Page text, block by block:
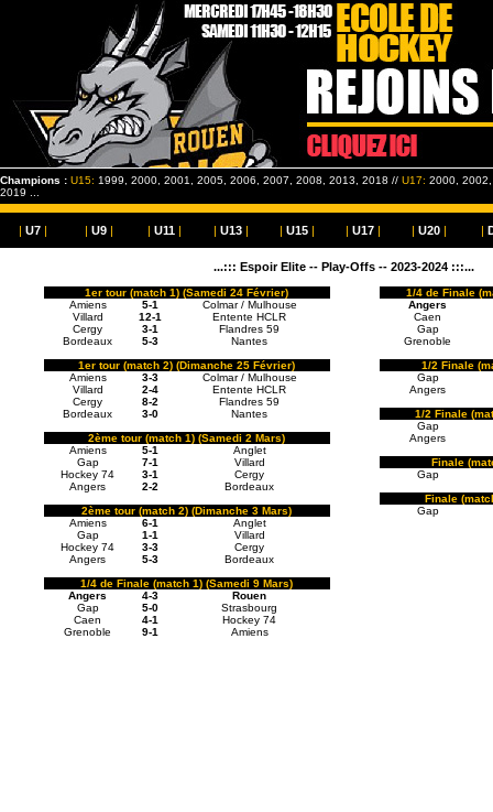
Champions : U15: 1999, 2000, 2001, 2005, 2006, 2007, 2008, 2013, 2018 // U17: 2000,
2019 ...
| U7 | | U9 | |U11 | | U13 | | U15 | | U17 | | U20 | |
...::: Espoir Elite -- Play-Offs -- 2023-2024 :::...
1er tour (match 1) (Samedi 24 Février)
Amiens
5-1
Colmar / Mulhouse
Villard
12-1
Entente HCLR
Cergy
3-1
Flandres 59
Bordeaux
5-3
Nantes
1er tour (match 2) (Dimanche 25 Février)
Amiens
3-3
Colmar / Mulhouse
Villard
2-4
Entente HCLR
Cergy
8-2
Flandres 59
Bordeaux
3-0
Nantes
2ème tour (match 1) (Samedi 2 Mars)
Amiens
5-1
Anglet
Gap
7-1
Villard
Hockey 74
3-1
Cergy
Angers
2-2
Bordeaux
2ème tour (match 2) (Dimanche 3 Mars)
Amiens
6-1
Anglet
Gap
1-1
Villard
Hockey 74
3-3
Cergy
Angers
5-3
Bordeaux
1/4 de Finale (match 1) (Samedi 9 Mars)
Angers
4-3
Rouen
Gap
5-0
Strasbourg
Caen
4-1
Hockey 74
Grenoble
9-1 Amiens
1/4 de Finale
Angers
Caen
Gap
Grenoble
1/2 Finale
Gap
Angers
1/2 Finale
Gap
Angers
Finale
Gap
Finale
Gap